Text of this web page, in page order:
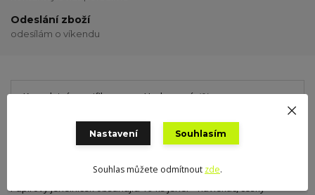
Odeslání zboží
odesílám o víkendu
Kompletní specifikace Hodnocení 0
Kompletní specifikace
Nastavení Souhlasím
Souhlas můžete odmítnout zde.